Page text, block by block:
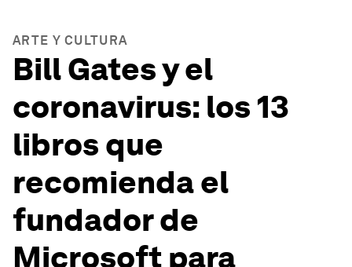
ARTE Y CULTURA
Bill Gates y el
coronavirus: los 13
libros que
recomienda el
fundador de
Microsoft para